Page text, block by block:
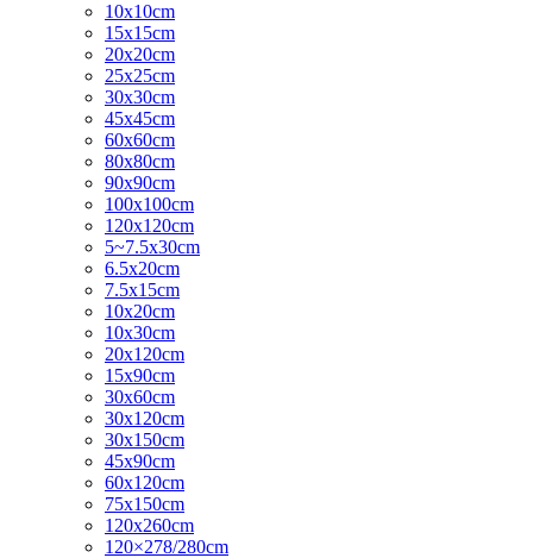
10x10cm
15x15cm
20x20cm
25x25cm
30x30cm
45x45cm
60x60cm
80x80cm
90x90cm
100x100cm
120x120cm
5~7.5x30cm
6.5x20cm
7.5x15cm
10x20cm
10x30cm
20x120cm
15x90cm
30x60cm
30x120cm
30x150cm
45x90cm
60x120cm
75x150cm
120x260cm
120×278/280cm